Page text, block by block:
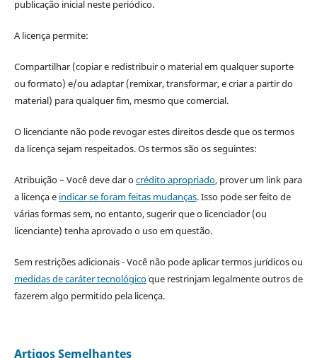
publicação inicial neste periódico.
A licença permite:
Compartilhar (copiar e redistribuir o material em qualquer suporte
ou formato) e/ou adaptar (remixar, transformar, e criar a partir do
material) para qualquer fim, mesmo que comercial.
O licenciante não pode revogar estes direitos desde que os termos
da licença sejam respeitados. Os termos são os seguintes:
Atribuição – Você deve dar ocrédito apropriado, prover um link para
a licença e indicar se foram feitas mudanças. Isso pode ser feito de
várias formas sem, no entanto, sugerir que o licenciador (ou
licenciante) tenha aprovado o uso em questão.
Sem restrições adicionais - Você não pode aplicar termos jurídicos ou
medidas de caráter tecnológicoque restrinjam legalmente outros de
fazerem algo permitido pela licença.
Artigos Semelhantes